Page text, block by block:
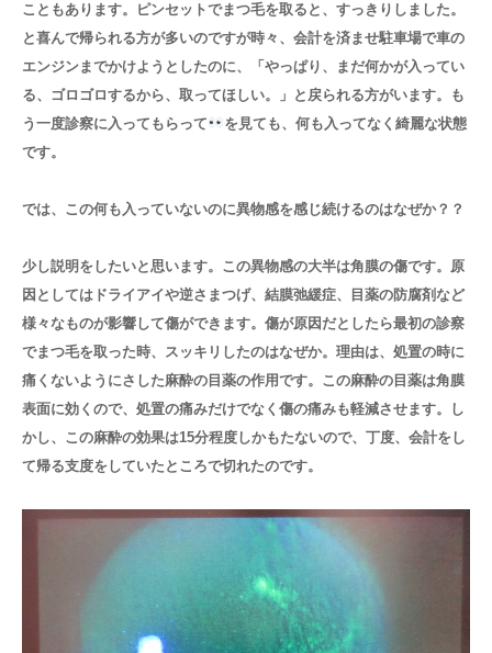
こともあります。ピンセットでまつ毛を取ると、すっきりしました。
と喜んで帰られる方が多いのですが時々、会計を済ませ駐車場で車の
エンジンまでかけようとしたのに、「やっぱり、まだ何かが入ってい
る、ゴロゴロするから、取ってほしい。」と戻られる方がいます。も
う一度診察に入ってもらって
を見ても、何も入ってなく綺麗な状態
です。
では、この何も入っていないのに異物感を感じ続けるのはなぜか？？
少し説明をしたいと思います。この異物感の大半は角膜の傷です。原
因としてはドライアイや逆さまつげ、結膜弛緩症、目薬の防腐剤など
様々なものが影響して傷ができます。傷が原因だとしたら最初の診察
でまつ毛を取った時、スッキリしたのはなぜか。理由は、処置の時に
痛くないようにさした麻酔の目薬の作用です。この麻酔の目薬は角膜
表面に効くので、処置の痛みだけでなく傷の痛みも軽減させます。し
かし、この麻酔の効果は15分程度しかもたないので、丁度、会計をし
て帰る支度をしていたところで切れたのです。